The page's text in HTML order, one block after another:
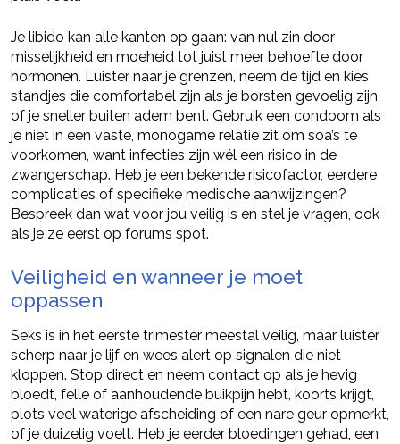
Je libido kan alle kanten op gaan: van nul zin door
misselijkheid en moeheid tot juist meer behoefte door
hormonen. Luister naar je grenzen, neem de tijd en kies
standjes die comfortabel zijn als je borsten gevoelig zijn
of je sneller buiten adem bent. Gebruik een condoom als
je niet in een vaste, monogame relatie zit om soa’s te
voorkomen, want infecties zijn wél een risico in de
zwangerschap. Heb je een bekende risicofactor, eerdere
complicaties of specifieke medische aanwijzingen?
Bespreek dan wat voor jou veilig is en stel je vragen, ook
als je ze eerst op forums spot.
Veiligheid en wanneer je moet
oppassen
Seks is in het eerste trimester meestal veilig, maar luister
scherp naar je lijf en wees alert op signalen die niet
kloppen. Stop direct en neem contact op als je hevig
bloedt, felle of aanhoudende buikpijn hebt, koorts krijgt,
plots veel waterige afscheiding of een nare geur opmerkt,
of je duizelig voelt. Heb je eerder bloedingen gehad, een